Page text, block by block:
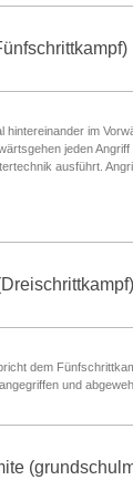
hintereinander im
jeden
ausführt.
dem
und